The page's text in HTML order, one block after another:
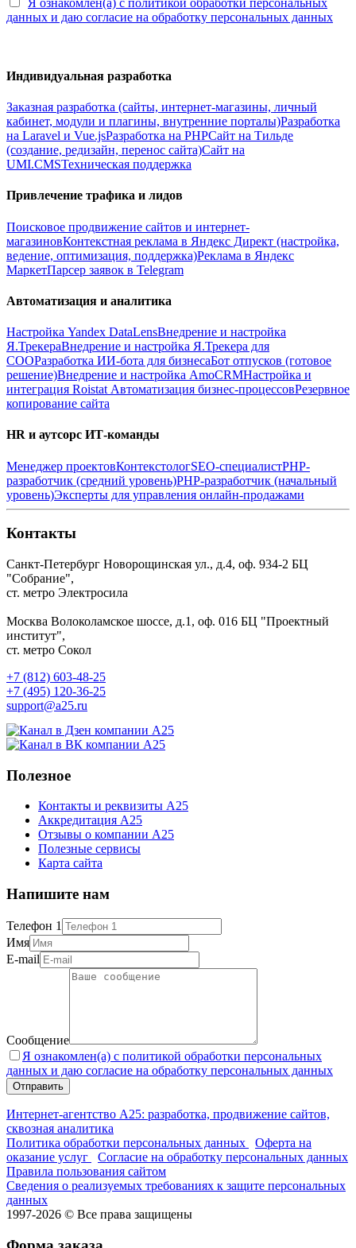
Я ознакомлен(а) с политикой обработки персональных
данных и даю согласие на обработку персональных данных
Индивидуальная разработка
Заказная разработка (сайты, интернет-магазины, личный
кабинет, модули и плагины, внутренние порталы)Разработка
на Laravel и Vue.jsРазработка на PHPСайт на Тильде
(создание, редизайн, перенос сайта)Сайт на
UMI.CMSТехническая поддержка
Привлечение трафика и лидов
Поисковое продвижение сайтов и интернет-
магазиновКонтекстная реклама в Яндекс Директ (настройка,
ведение, оптимизация, поддержка)Реклама в Яндекс
МаркетПарсер заявок в Telegram
Автоматизация и аналитика
Настройка Yandex DataLensВнедрение и настройка
Я.ТрекераВнедрение и настройка Я.Трекера для
СООРазработка ИИ-бота для бизнесаБот отпусков (готовое
решение)Внедрение и настройка AmoCRMНастройка и
интеграция Roistat Автоматизация бизнес-процессовРезервное
копирование сайта
HR и аутсорс ИТ-команды
Менеджер проектовКонтекстологSEO-специалистPHP-
разработчик (средний уровень)PHP-разработчик (начальный
уровень)Эксперты для управления онлайн-продажами
Контакты
Санкт-Петербург Новорощинская ул., д.4, оф. 934-2 БЦ
"Собрание",
ст. метро Электросила
Москва Волоколамское шоссе, д.1, оф. 016 БЦ "Проектный
институт",
ст. метро Сокол
+7 (812) 603-48-25
+7 (495) 120-36-25
support@a25.ru
Полезное
Контакты и реквизиты А25
Аккредитация А25
Отзывы о компании А25
Полезные сервисы
Карта сайта
Напишите нам
Телефон 1
Имя
E-mail
Сообщение
Я ознакомлен(а) с политикой обработки персональных
данных и даю согласие на обработку персональных данных
Интернет-агентство А25: разработка, продвижение сайтов,
сквозная аналитика
Политика обработки персональных данных
Оферта на
оказание услуг
Согласие на обработку персональных данных
Правила пользования сайтом
Сведения о реализуемых требованиях к защите персональных
данных
1997-2026 © Все права защищены